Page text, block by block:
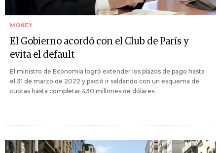
MONEY
El Gobierno acordó con el Club de París y
evita el default
El ministro de Economía logró extender los plazos de pago hasta
el 31 de marzo de 2022 y pactó ir saldando con un esquema de
cuotas hasta completar 430 millones de dólares.